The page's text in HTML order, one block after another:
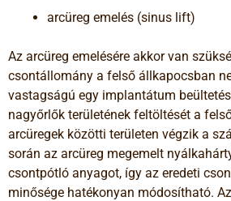
arcüreg emelés (sinus lift)
Az arcüreg emelésére akkor van
csontállomány a felső állkapocsban
vastagságú egy implantátum
nagyőrlők területének feltöltését a
arcüregek közötti területen végzik a
során az arcüreg megemelt
csontpótló anyagot, így az eredeti
minősége hatékonyan módosítható.